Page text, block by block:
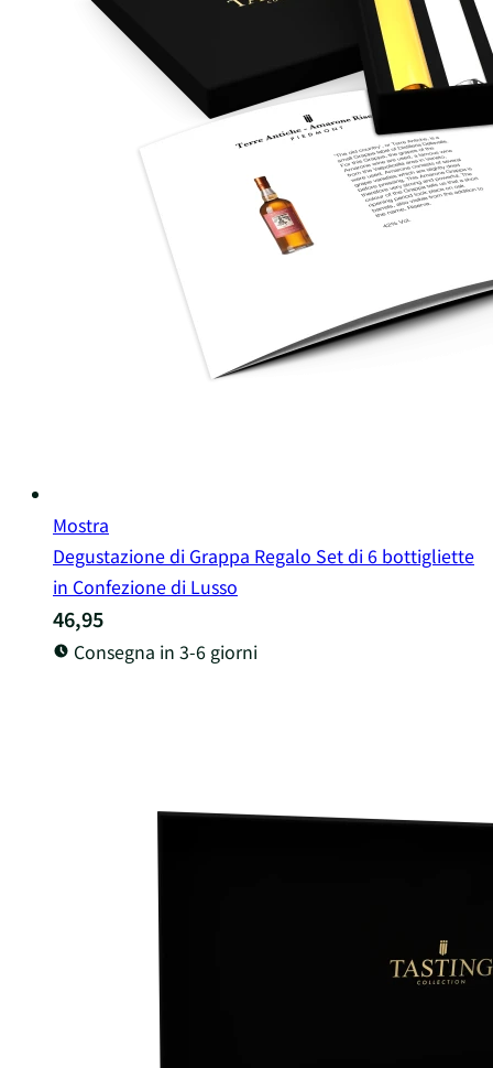
Mostra
Degustazione di Grappa Regalo Set di 6 bottigliette
in Confezione di Lusso
46,95
Consegna in 3-6 giorni